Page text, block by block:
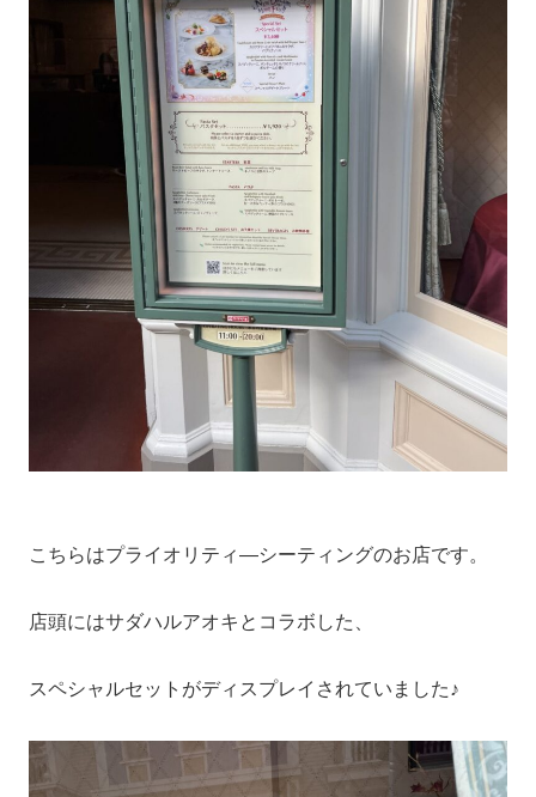
こちらはプライオリティ―シーティングのお店です。
店頭にはサダハルアオキとコラボした、
スペシャルセットがディスプレイされていました♪